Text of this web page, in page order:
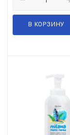
В КОРЗИНУ